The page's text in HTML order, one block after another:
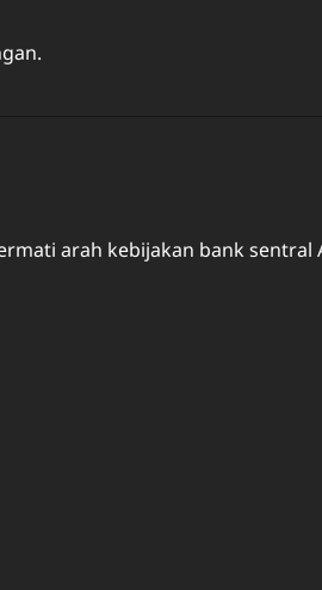
arah kebijakan bank